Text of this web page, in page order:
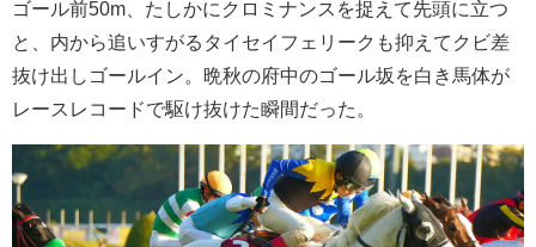
ゴール前50m、たしかにクロミナンスを捉えて先頭に立つ
と、内から追いすがるタイセイフェリークも抑えてクビ差
抜け出しゴールイン。晩秋の府中のゴール坂を白き馬体が
レースレコードで駆け抜けた瞬間だった。